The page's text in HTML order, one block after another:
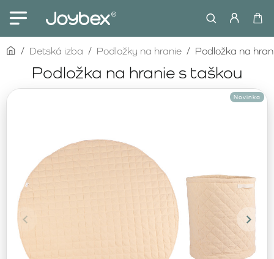
Podložka na hranie s taškou
homeDetská izba Podložky na hranie Podložka na
Novinka